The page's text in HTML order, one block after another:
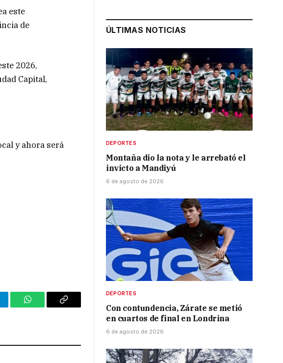
este
de
2026,
Capital,
y ahora será
WhatsAppCopy
ÚLTIMAS NOTICIAS
DEPORTES
Montaña dio la nota y le arrebató el
invicto a Mandiyú
6 de agosto de 2026
DEPORTES
Con contundencia, Zárate se metió
en cuartos de final en Londrina
6 de agosto de 2026